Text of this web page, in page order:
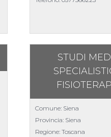
STUDI
Comune: Siena
Provincia: Siena
Regione: Toscana